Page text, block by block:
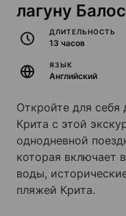
лагуну
ДЛИТЕЛЬНОСТЬ
13 часов
ЯЗЫК
Английский
Откройте для себя
Крита с этой
однодневной
которая включает
воды,
пляжей Крита.